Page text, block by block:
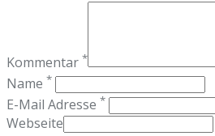
Kommentar *
Name *
E-Mail Adresse *
Webseite